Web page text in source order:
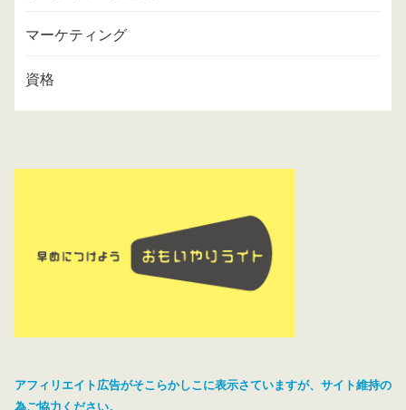
マーケティング
資格
アフィリエイト広告がそこらかしこに表示さていますが、サイト維持の
為ご協力ください。